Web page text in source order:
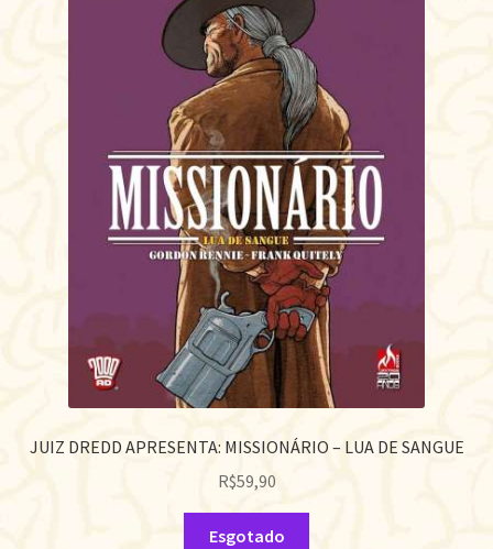
JUIZ DREDD APRESENTA: MISSIONÁRIO – LUA DE SANGUE
R$59,90
Esgotado